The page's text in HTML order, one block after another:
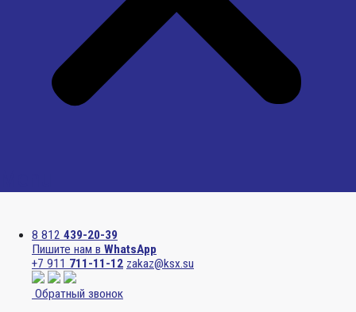
8 812 439-20-39
Пишите нам в WhatsApp
+7 911 711-11-12 zakaz@ksx.su
Обратный звонок